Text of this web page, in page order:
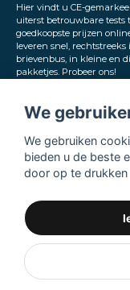
Hier vindt u CE-
uiterst betrouwbare tests
goedkoopste prijzen
leveren snel,
brievenbus, in kleine en
pakketjes. Probeer ons!
We
We gebruiken
bieden u de beste
door op te drukken